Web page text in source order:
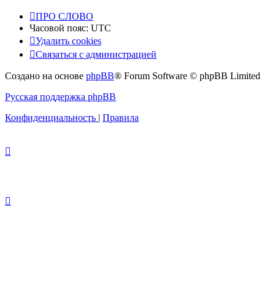
ПРО СЛОВО
Часовой пояс: UTC
Удалить cookies
Связаться с администрацией
Создано на основе phpBB® Forum Software © phpBB Limited
Русская поддержка phpBB
Конфиденциальность | Правила